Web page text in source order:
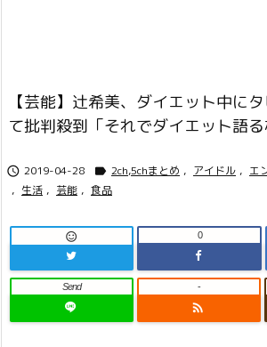
【芸能】辻希美、ダイエット中に
て批判殺到「それでダイエット語る
 2019-04-28  2ch,5chまとめ , アイドル , エ
, 生活 , 芸能 , 食品
 0
Send

-